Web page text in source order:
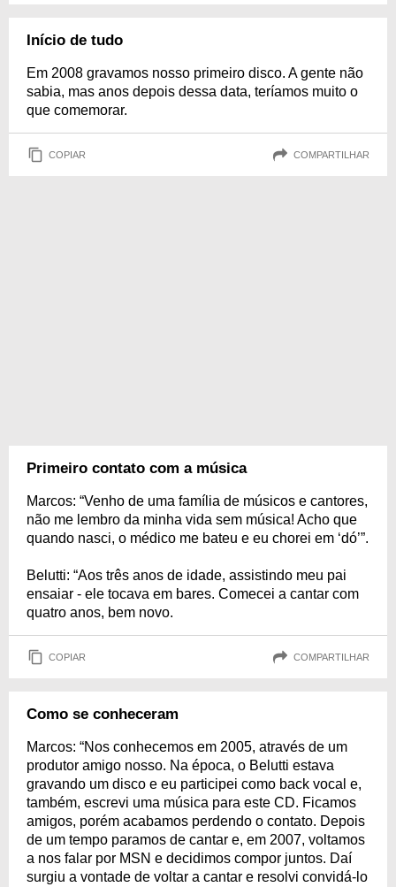
Início de tudo
Em 2008 gravamos nosso primeiro disco. A gente não
sabia, mas anos depois dessa data, teríamos muito o
que comemorar.
COPIAR COMPARTILHAR
Primeiro contato com a música
Marcos: “Venho de uma família de músicos e cantores,
não me lembro da minha vida sem música! Acho que
quando nasci, o médico me bateu e eu chorei em ‘dó’”.
Belutti: “Aos três anos de idade, assistindo meu pai
ensaiar - ele tocava em bares. Comecei a cantar com
quatro anos, bem novo.
COPIAR COMPARTILHAR
Como se conheceram
Marcos: “Nos conhecemos em 2005, através de um
produtor amigo nosso. Na época, o Belutti estava
gravando um disco e eu participei como back vocal e,
também, escrevi uma música para este CD. Ficamos
amigos, porém acabamos perdendo o contato. Depois
de um tempo paramos de cantar e, em 2007, voltamos
a nos falar por MSN e decidimos compor juntos. Daí
surgiu a vontade de voltar a cantar e resolvi convidá-lo